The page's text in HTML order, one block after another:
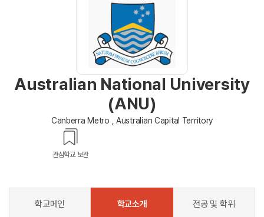
Australian National University
(ANU)
Canberra Metro , Australian Capital Territory
관심학교 보관
학교메인 학교소개 전공 및 학위